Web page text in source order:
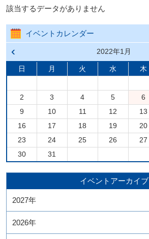
該当するデータがありません
イベントカレンダー
前の
戻る
2022年1月
日 月 火 水 木
2
3 4 5 6
9
10 11 12 13
16
17 18 19 20
23
24 25 26 27
30
31
イベントアーカイブ
2027年
2026年